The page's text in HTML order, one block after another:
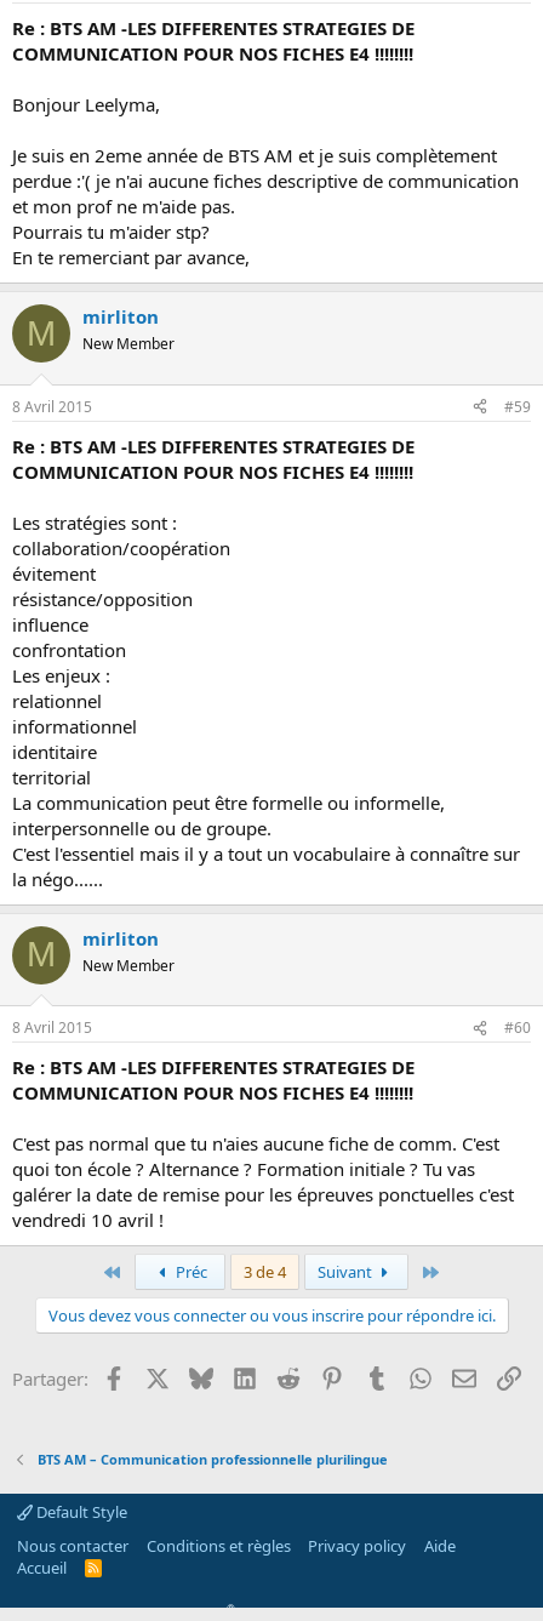
Re : BTS AM -LES DIFFERENTES STRATEGIES DE
COMMUNICATION POUR NOS FICHES E4 !!!!!!!!
Bonjour Leelyma,
Je suis en 2eme année de BTS AM et je suis complètement
perdue :'( je n'ai aucune fiches descriptive de communication
et mon prof ne m'aide pas.
Pourrais tu m'aider stp?
En te remerciant par avance,
M mirliton
New Member
8 Avril 2015 #59
Re : BTS AM -LES DIFFERENTES STRATEGIES DE
COMMUNICATION POUR NOS FICHES E4 !!!!!!!!
Les stratégies sont :
collaboration/coopération
évitement
résistance/opposition
influence
confrontation
Les enjeux :
relationnel
informationnel
identitaire
territorial
La communication peut être formelle ou informelle,
interpersonnelle ou de groupe.
C'est l'essentiel mais il y a tout un vocabulaire à connaître sur
la négo......
M mirliton
New Member
8 Avril 2015 #60
Re : BTS AM -LES DIFFERENTES STRATEGIES DE
COMMUNICATION POUR NOS FICHES E4 !!!!!!!!
C'est pas normal que tu n'aies aucune fiche de comm. C'est
quoi ton école ? Alternance ? Formation initiale ? Tu vas
galérer la date de remise pour les épreuves ponctuelles c'est
vendredi 10 avril !
PremierPréc 3 de 4 Suivant
Vous devez vous connecter ou vous inscrire pour répondre ici.
Partager: Facebook BlueskyLinkedInReddit PinterestTumblrWhatsApp
Email
BTS AM – Communication professionnelle plurilingue
Default Style
Nous contacter
Conditions et règles Privacy policy
Aide
Accueil
R
Community platform by XenForo® © 2010-2026 XenForo Ltd.